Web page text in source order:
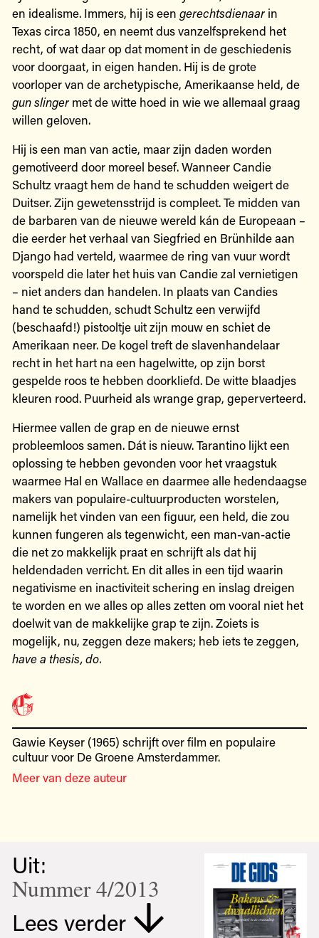
en idealisme. Immers, hij is een gerechtsdienaarin
Texas circa 1850, en neemt dus vanzelfsprekend het
recht, of wat daar op dat moment in de geschiedenis
voor doorgaat, in eigen handen. Hij is de grote
voorloper van de archetypische, Amerikaanse held, de
gun slingermet de witte hoed in wie we allemaal graag
willen geloven.
Hij is een man van actie, maar zijn daden worden
gemotiveerd door moreel besef. Wanneer Candie
Schultz vraagt hem de hand te schudden weigert de
Duitser. Zijn gewetensstrijd is compleet. Te midden van
de barbaren van de nieuwe wereld kán de Europeaan –
die eerder het verhaal van Siegfried en Brünhilde aan
Django had verteld, waarmee de ring van vuur wordt
voorspeld die later het huis van Candie zal vernietigen
– niet anders dan handelen. In plaats van Candies
hand te schudden, schudt Schultz een verwijfd
(beschaafd!) pistooltje uit zijn mouw en schiet de
Amerikaan neer. De kogel treft de slavenhandelaar
recht in het hart na een hagelwitte, op zijn borst
gespelde roos te hebben doorkliefd. De witte blaadjes
kleuren rood. Puurheid als wrange grap, geperverteerd.
Hiermee vallen de grap en de nieuwe ernst
probleemloos samen. Dát is nieuw. Tarantino lijkt een
oplossing te hebben gevonden voor het vraagstuk
waarmee Hal en Wallace en daarmee alle hedendaagse
makers van populaire-cultuurproducten worstelen,
namelijk het vinden van een figuur, een held, die zou
kunnen fungeren als tegenwicht, een man-van-actie
die net zo makkelijk praat en schrijft als dat hij
heldendaden verricht. En dit alles in een tijd waarin
negativisme en inactiviteit schering en inslag dreigen
te worden en we alles op alles zetten om vooral niet het
doelwit van de makkelijke grap te zijn. Zoiets is
mogelijk, nu, zeggen deze makers; heb iets te zeggen,
have a thesis, do.
Gawie Keyser (1965) schrijft over film en populaire
cultuur voor De Groene Amsterdammer.
Meer van deze auteur
Uit:
Nummer 4/2013
Lees verder